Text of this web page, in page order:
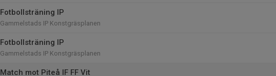
Fotbollsträning IP
Gammelstads IP Konstgräsplanen
Fotbollsträning IP
Gammelstads IP Konstgräsplanen
Match mot Piteå IF FF Vit